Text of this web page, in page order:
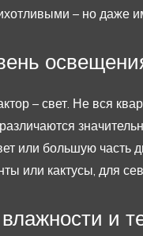
– но даже
– свет. Не вся
или большую часть
или кактусы, для
и